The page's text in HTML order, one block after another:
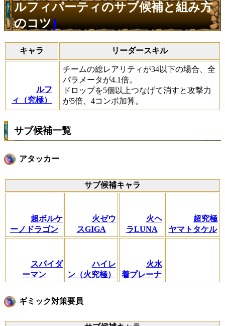
ルフィパーティのサブ候補と組み方
のコツ1
キャラ リーダースキル
ルフ
ィ（究極）
チームの総レアリティが34以下の場合、全
パラメータが4.1倍。
ドロップを5個以上つなげて消すと攻撃力
が5倍、4コンボ加算。
サブ候補一覧
アタッカー
サブ候補キャラ
超ボルケ
ーノドラゴン
火ゼウ
スGIGA
火ヘ
ラLUNA
超究極
ヤマトタケル
スパイダ
ーマン
ハイレ
ン（火究極）
火水
着プレーナ
ギミック対策要員